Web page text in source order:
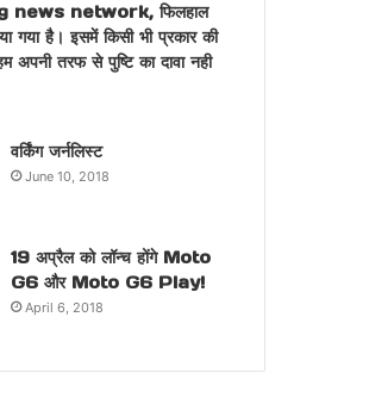
network, फिलहाल
गया है। इसमें किसी भी प्रकार की
अपनी तरफ से पुष्टि का दावा नही
वर्किंग जर्नलिस्ट
June 10, 2018
19 अप्रैल को लॉन्च होंगे Moto
G6 और Moto G6 Play!
April 6, 2018